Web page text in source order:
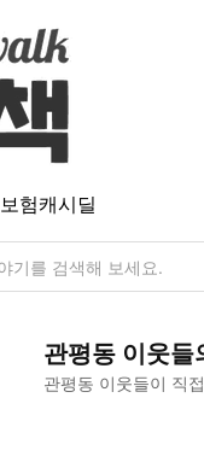
보험캐시딜
관평동 이웃들
관평동 이웃들이 직